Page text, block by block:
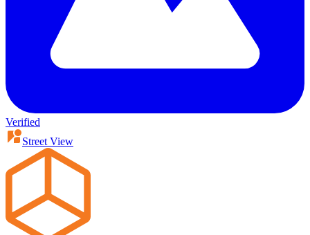
Verified
Street View